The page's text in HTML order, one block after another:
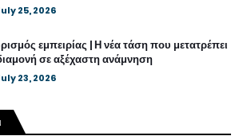
25, 2026
εμπειρίας | Η νέα τάση που μετατρέπει
σε αξέχαστη ανάμνηση
23, 2026